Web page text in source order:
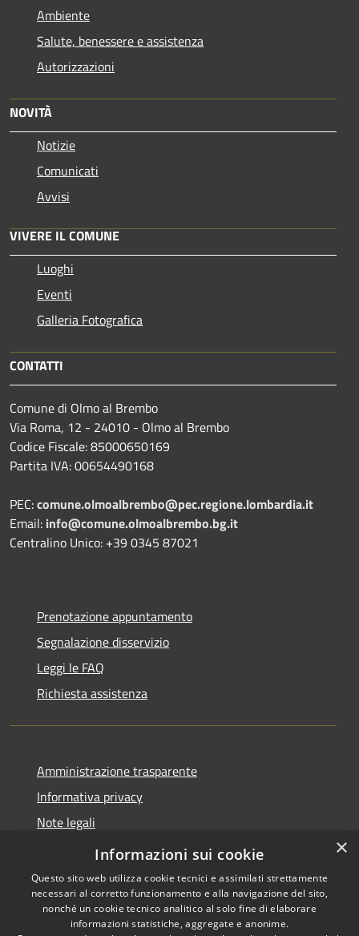
Ambiente
Salute, benessere e assistenza
Autorizzazioni
NOVITÀ
Notizie
Comunicati
Avvisi
VIVERE IL COMUNE
Luoghi
Eventi
Galleria Fotografica
CONTATTI
Comune di Olmo al Brembo
Via Roma, 12 - 24010 - Olmo al Brembo
Codice Fiscale: 85000650169
Partita IVA: 00654490168
PEC:comune.olmoalbrembo@pec.regione.lombardia.it
Email: info@comune.olmoalbrembo.bg.it
Centralino Unico: +39 0345 87021
Prenotazione appuntamento
Segnalazione disservizio
Leggi le FAQ
Richiesta assistenza
Amministrazione trasparente
Informativa privacy
Note legali
Dichiarazione di accessibilità
Copyright © 2026 • Comune di
×
Informazioni sui cookie
Questo sito web utilizza cookie tecnici e assimilati strettamente
necessari al corretto funzionamento e alla navigazione del sito,
nonché un cookie tecnico analitico al solo fine di elaborare
informazioni statistiche, aggregate e anonime.